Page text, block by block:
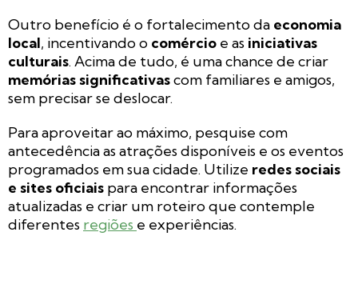
Outro benefício é o fortalecimento da economia
local, incentivando o comércio e as iniciativas
culturais. Acima de tudo, é uma chance de criar
memórias significativascom familiares e amigos,
sem precisar se deslocar.
Para aproveitar ao máximo, pesquise com
antecedência as atrações disponíveis e os eventos
programados em sua cidade. Utilize redes sociais
e sites oficiais para encontrar informações
atualizadas e criar um roteiro que contemple
diferentes regiões e experiências.